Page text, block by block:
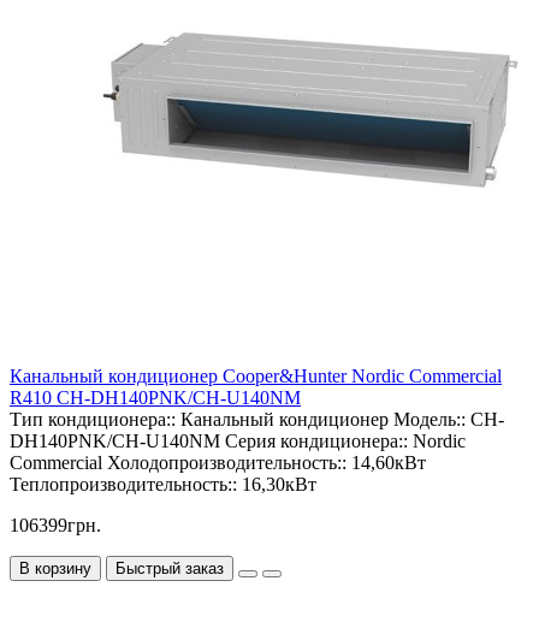
Канальный кондиционер Cooper&Hunter Nordic Commercial
R410 CH-DH140PNK/CH-U140NM
Тип кондиционера:: Канальный кондиционер Модель:: CH-
DH140PNK/CH-U140NM Серия кондиционера:: Nordic
Commercial Холодопроизводительность:: 14,60кВт
Теплопроизводительность:: 16,30кВт
106399грн.
В корзину Быстрый заказ